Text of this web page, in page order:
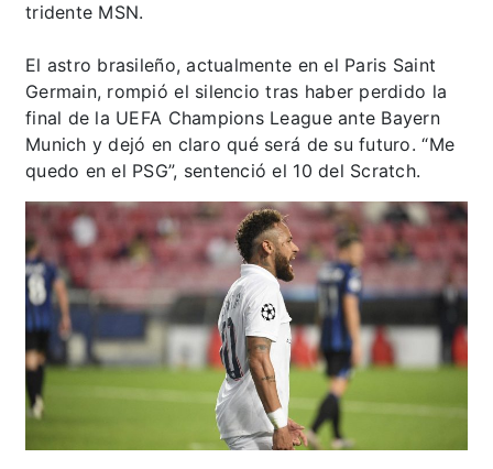
tridente MSN.
El astro brasileño, actualmente en el Paris Saint
Germain, rompió el silencio tras haber perdido la
final de la UEFA Champions League ante Bayern
Munich y dejó en claro qué será de su futuro. “Me
quedo en el PSG”, sentenció el 10 del Scratch.